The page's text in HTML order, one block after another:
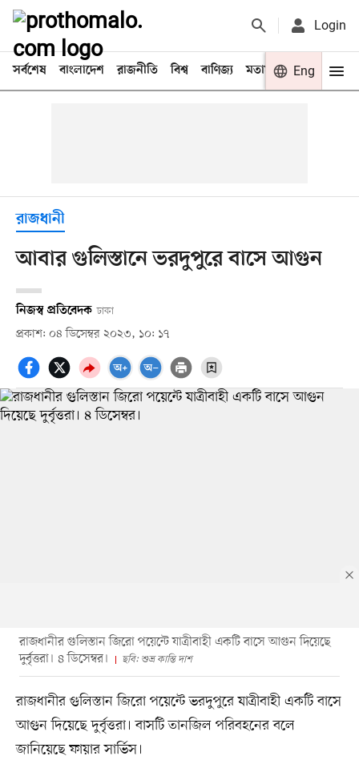
Login
সর্বশেষ বাংলাদেশ রাজনীতি বিশ্ব বাণিজ্য মতামত খেলা
Eng
রাজধানী
আবার গুলিস্তানে ভরদুপুরে বাসে আগুন
নিজস্ব প্রতিবেদক ঢাকা
প্রকাশ: ০৪ ডিসেম্বর ২০২৩, ১০: ১৭
রাজধানীর গুলিস্তান জিরো পয়েন্টে যাত্রীবাহী একটি বাসে আগুন দিয়েছে
দুর্বৃত্তরা। ৪ ডিসেম্বর।
ছবি: শুভ্র কান্তি দাশ
রাজধানীর গুলিস্তান জিরো পয়েন্টে ভরদুপুরে যাত্রীবাহী একটি বাসে
আগুন দিয়েছে দুর্বৃত্তরা। বাসটি তানজিল পরিবহনের বলে
জানিয়েছে ফায়ার সার্ভিস।